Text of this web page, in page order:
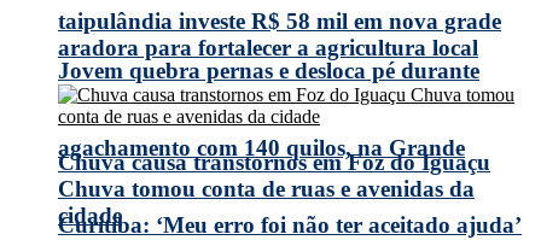
Jovem quebra pernas e desloca pé durante
agachamento com 140 quilos, na Grande
Curitiba: ‘Meu erro foi não ter aceitado ajuda’
taipulândia investe R$ 58 mil em nova grade
aradora para fortalecer a agricultura local
Chuva causa transtornos em Foz do Iguaçu
Chuva tomou conta de ruas e avenidas da
cidade